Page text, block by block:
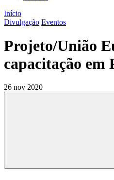
Início
Divulgação Eventos
Projeto/União
capacitação em
26 nov 2020